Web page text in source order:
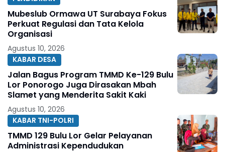
Mubeslub Ormawa UT Surabaya Fokus
Perkuat Regulasi dan Tata Kelola
Organisasi
Agustus 10, 2026
KABAR DESA
Jalan Bagus Program TMMD Ke-129 Bulu
Lor Ponorogo Juga Dirasakan Mbah
Slamet yang Menderita Sakit Kaki
Agustus 10, 2026
KABAR TNI-POLRI
TMMD 129 Bulu Lor Gelar Pelayanan
Administrasi Kependudukan